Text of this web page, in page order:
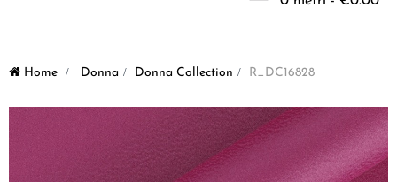
Home > Donna > Donna Collection > R_DC16828